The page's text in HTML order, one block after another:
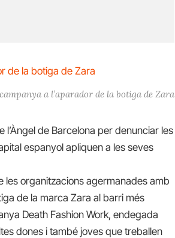
a l’aparador de la botiga de Zara
l’Àngel de Barcelona per denunciar les
espanyol apliquen a les seves
les organitzacions agermanades amb
de la marca Zara al barri més
Death Fashion Work, endegada
dones i també joves que treballen